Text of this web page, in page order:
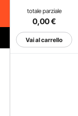
totale parziale
0,00€
Vai al carrello